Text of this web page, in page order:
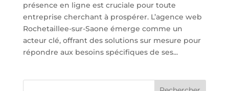
présence en ligne est cruciale pour toute
entreprise cherchant à prospérer. L’agence web
Rochetaillee-sur-Saone émerge comme un
acteur clé, offrant des solutions sur mesure pour
répondre aux besoins spécifiques de ses...